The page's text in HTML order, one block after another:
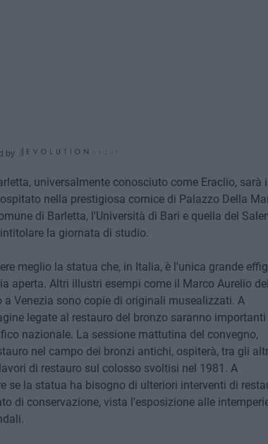
by
universalmente conosciuto come Eraclio, sarà il
nella prestigiosa cornice di Palazzo Della
di Barletta, l'Università di Bari e quella del
la giornata di studio.
meglio la statua che, in Italia, è l'unica grande
aperta. Altri illustri esempi come il Marco Aurelio del
Venezia sono copie di originali musealizzati. A
legate al restauro del bronzo saranno importanti
nazionale. La sessione mattutina del convegno,
nel campo dei bronzi antichi, ospiterà, tra gli
di restauro sul colosso svoltisi nel 1981. A
se la statua ha bisogno di ulteriori interventi di
di conservazione, vista l'esposizione alle